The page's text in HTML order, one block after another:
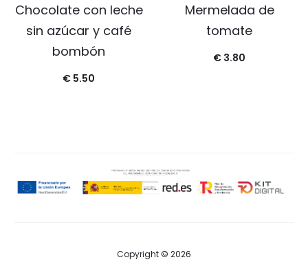
Chocolate con leche
sin azúcar y café
bombón
€ 5.50
Mermelada de
tomate
€ 3.80
Copyright © 2026